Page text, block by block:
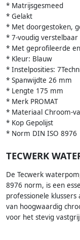
* Matrijsgesmeed
* Gelakt
* Met doorgestoken,
* 7-voudig verstelbaar
* Met geprofileerde
* Kleur: Blauw
* Instelposities:
* Spanwijdte 26 mm
* Lengte 175 mm
* Merk PROMAT
* Materiaal Chroom-
* Kop Gepolijst
* Norm DIN ISO 8976
TECWERK
De Tecwerk
8976 norm, is een
professionele
van hoogwaardig
voor het stevig